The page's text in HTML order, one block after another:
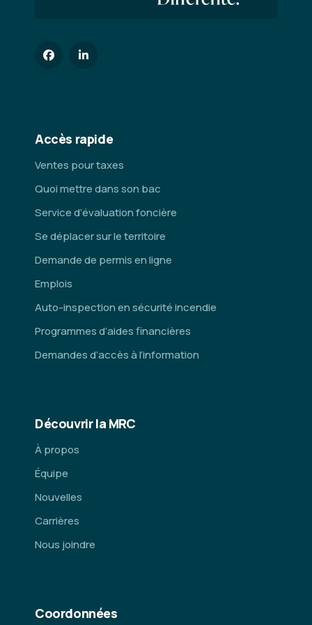
Accès rapide
Ventes pour taxes
Quoi mettre dans son bac
Service d’évaluation foncière
Se déplacer sur le territoire
Demande de permis en ligne
Emplois
Auto-inspection en sécurité incendie
Programmes d’aides financières
Demandes d’accès à l’information
Découvrir la MRC
À propos
Équipe
Nouvelles
Carrières
Nous joindre
Coordonnées